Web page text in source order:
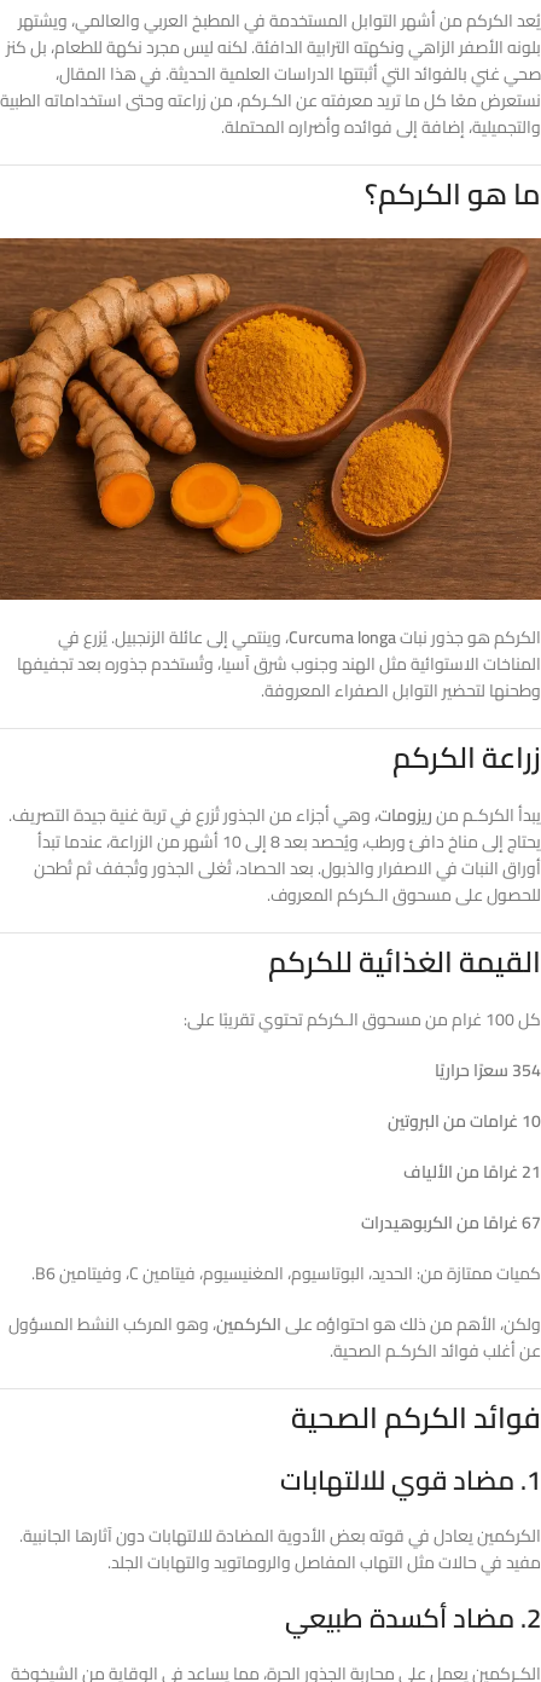
يُعد الكركم من أشهر التوابل المستخدمة في المطبخ العربي والعالمي، ويشتهر
بلونه الأصفر الزاهي ونكهته الترابية الدافئة. لكنه ليس مجرد نكهة للطعام، بل كنز
صحي غني بالفوائد التي أثبتتها الدراسات العلمية الحديثة. في هذا المقال،
نستعرض معًا كل ما تريد معرفته عن الكـركم، من زراعته وحتى استخداماته الطبية
والتجميلية، إضافة إلى فوائده وأضراره المحتملة.
ما هو الكركم؟
الكركم هو جذور نباتCurcuma longa، وينتمي إلى عائلة الزنجبيل. يُزرع في
المناخات الاستوائية مثل الهند وجنوب شرق آسيا، وتُستخدم جذوره بعد تجفيفها
وطحنها لتحضير التوابل الصفراء المعروفة.
زراعة الكركم
يبدأ الكركـم منريزومات، وهي أجزاء من الجذور تُزرع في تربة غنية جيدة التصريف.
يحتاج إلى مناخ دافئ ورطب، ويُحصد بعد 8 إلى 10 أشهر من الزراعة، عندما تبدأ
أوراق النبات في الاصفرار والذبول. بعد الحصاد، تُغلى الجذور وتُجفف ثم تُطحن
للحصول على مسحوق الـكركم المعروف.
القيمة الغذائية للكركم
كل 100 غرام من مسحوق الـكركم تحتوي تقريبًا على:
354 سعرًا حراريًا
10 غرامات من البروتين
21 غرامًا من الألياف
67 غرامًا من الكربوهيدرات
كميات ممتازة من: الحديد، البوتاسيوم، المغنيسيوم، فيتامين C، وفيتامين B6.
ولكن، الأهم من ذلك هو احتواؤه علىالكركمين، وهو المركب النشط المسؤول
عن أغلب فوائد الكركـم الصحية.
فوائد الكركم الصحية
1. مضاد قوي للالتهابات
الكركمين يعادل في قوته بعض الأدوية المضادة للالتهابات دون آثارها الجانبية.
مفيد في حالات مثل التهاب المفاصل والروماتويد والتهابات الجلد.
2. مضاد أكسدة طبيعي
الكـركمين يعمل على محاربة الجذور الحرة، مما يساعد في الوقاية من الشيخوخة